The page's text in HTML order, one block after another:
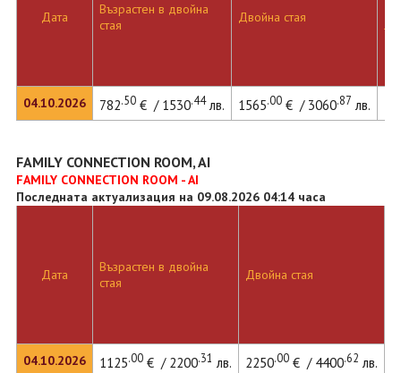
Дата
04.10.2026
Възрастен в двойна
стая
Двойна стая
782.50€ / 1530.44лв. 1565.00€ / 3060.87 лв.
FAMILY CONNECTION ROOM, AI
FAMILY CONNECTION ROOM - AI
Последната актуализация на 09.08.2026 04:14 часа
Дата
04.10.2026
Възрастен в двойна
стая
Двойна стая
1125.00€ / 2200.31 лв. 2250.00€ / 4400.62 лв.